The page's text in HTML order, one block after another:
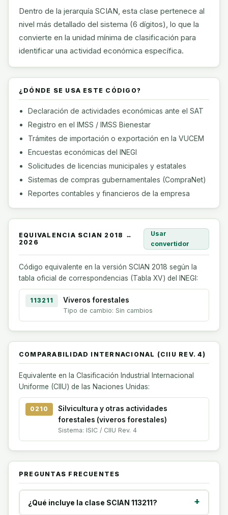
Dentro de la jerarquía SCIAN, esta clase pertenece al
nivel más detallado del sistema (6 dígitos), lo que la
convierte en la unidad mínima de clasificación para
identificar una actividad económica específica.
¿DÓNDE SE USA ESTE CÓDIGO?
Declaración de actividades económicas ante el SAT
Registro en el IMSS / IMSS Bienestar
Trámites de importación o exportación en la VUCEM
Encuestas económicas del INEGI
Solicitudes de licencias municipales y estatales
Sistemas de compras gubernamentales (CompraNet)
Reportes contables y financieros de la empresa
EQUIVALENCIA SCIAN 2018 ↔
2026
Usar
convertidor
Código equivalente en la versión SCIAN 2018 según la
tabla oficial de correspondencias (Tabla XV) del INEGI:
113211 Viveros forestales
Tipo de cambio: Sin cambios
COMPARABILIDAD INTERNACIONAL (CIIU REV. 4)
Equivalente en la Clasificación Industrial Internacional
Uniforme (CIIU) de las Naciones Unidas:
0210
Silvicultura y otras actividades
forestales (viveros forestales)
Sistema: ISIC / CIIU Rev. 4
PREGUNTAS FRECUENTES
¿Qué incluye la clase SCIAN 113211?